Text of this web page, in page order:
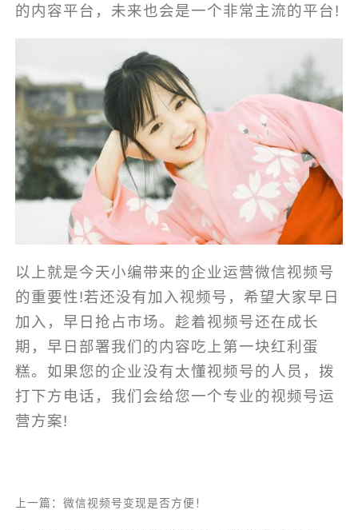
的内容平台，未来也会是一个非常主流的平台!
以上就是今天小编带来的企业运营微信视频号
的重要性!若还没有加入视频号，希望大家早日
加入，早日抢占市场。趁着视频号还在成长
期，早日部署我们的内容吃上第一块红利蛋
糕。如果您的企业没有太懂视频号的人员，拨
打下方电话，我们会给您一个专业的视频号运
营方案!
上一篇：微信视频号变现是否方便！